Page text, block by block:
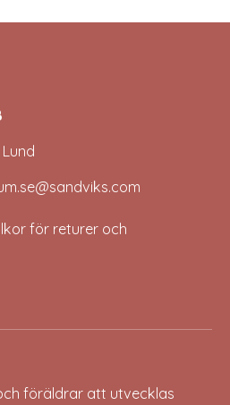
för returer och
föräldrar att utvecklas